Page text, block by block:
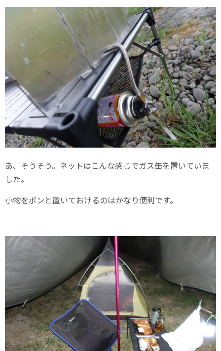
あ、そうそう。ネットはこんな感じでガス缶を置いていま
した。
小物をポンと置いておけるのはかなり便利です。